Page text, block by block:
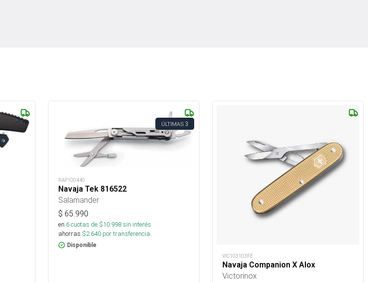
ÚLTIMAS 3
RAP100440
Navaja Tek 816522
Salamander
$ 65.990
en 6cuotas de $10.998sin interés
ahorras $2.640 por transferencia.
Disponible
VIC103103FE
Navaja Companion X Alox
Victorinox